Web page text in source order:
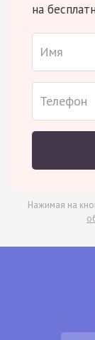
на
Нажимая на